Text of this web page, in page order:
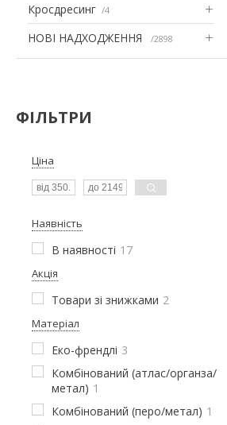
Кросдресинг 4
НОВІ НАДХОДЖЕННЯ 2898
ФІЛЬТРИ
Ціна
Наявність
В наявності 17
Акція
Товари зі знижками 2
Матеріал
Еко-френдлі 3
Комбінований (атлас/органза/
метал) 1
Комбінований (перо/метал) 1